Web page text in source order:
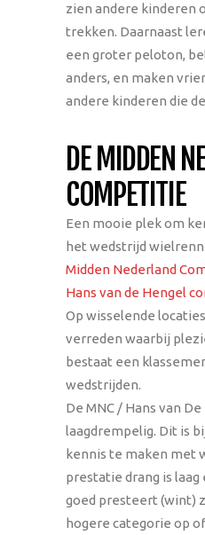
zien andere kinderen
trekken. Daarnaast
een groter peloton,
anders, en maken
andere kinderen die
DE MIDDEN
COMPETITIE
Een mooie plek om
het wedstrijd
Midden Nederland
Hans van de Hengel
Op wisselende
verreden waarbij
bestaat een
wedstrijden.
De MNC / Hans van
laagdrempelig. Dit is
kennis te maken met
prestatie drang is
goed presteert (wint)
hogere categorie op